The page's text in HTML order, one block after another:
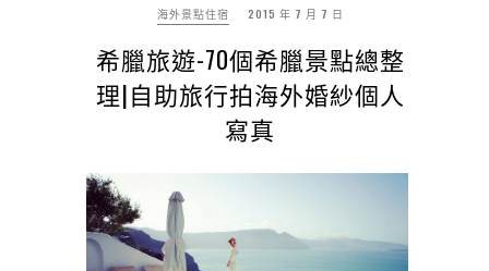
海外景點住宿 2015 年 7 月 7 日
希臘旅遊-70個希臘景點總整
理|自助旅行拍海外婚紗個人
寫真